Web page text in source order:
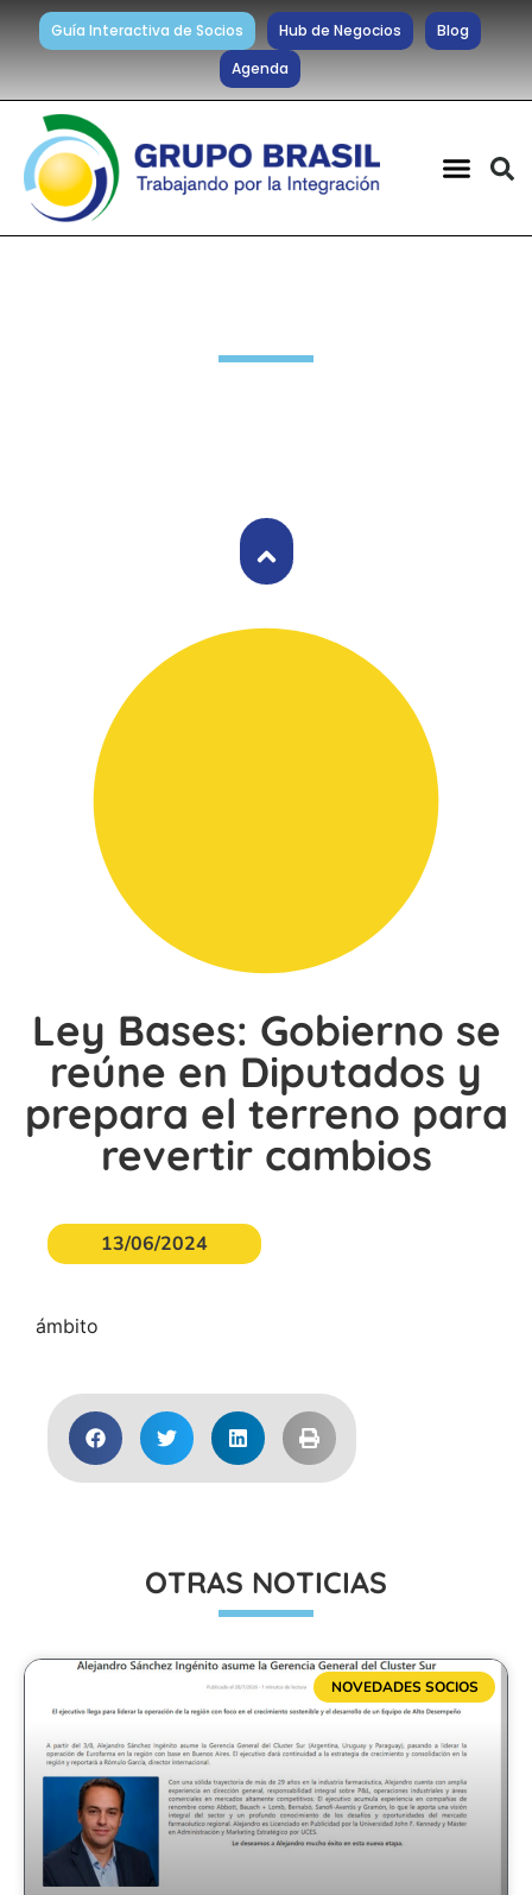
Guía Interactiva de Socios Hub de Negocios
Blog
Agenda
Ley Bases: Gobierno se
reúne en Diputados y
prepara el terreno para
revertir cambios
13/06/2024
ámbito
OTRAS NOTICIAS
NOVEDADES SOCIOS